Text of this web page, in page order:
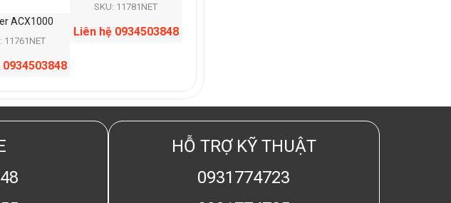
ACX1000
11761NET
SKU: 11781NET
Liên hệ 0934503848
HỖ TRỢ KỸ THUẬT
0931774723